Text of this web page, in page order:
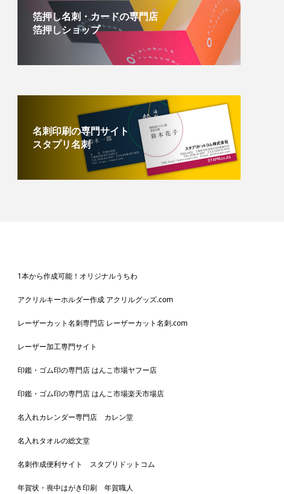
箔押し名刺・カードの専門店
箔押しショップ
名刺印刷の専門サイト
スタプリ名刺
1本から作成可能！オリジナルうちわ
アクリルキーホルダー作成 アクリルグッズ.com
レーザーカット名刺専門店 レーザーカット名刺.com
レーザー加工専門サイト
印鑑・ゴム印の専門店 はんこ市場ヤフー店
印鑑・ゴム印の専門店 はんこ市場楽天市場店
名入れカレンダー専門店 カレン堂
名入れタオルの総文堂
名刺作成便利サイト スタプリドットコム
年賀状・喪中はがき印刷 年賀職人